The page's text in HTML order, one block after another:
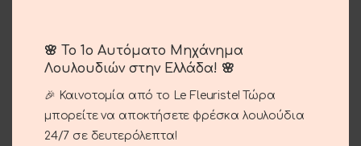
Κόκκινα Τριαντάφυλλα
3.00€
Μπαλόνια Καρδιές
🌸 Το 1ο Αυτόματο Μηχάνημα
Λουλουδιών στην Ελλάδα! 🌸
🎉 Καινοτομία από το Le Fleuriste! Τώρα
μπορείτε να αποκτήσετε φρέσκα λουλούδια
24/7 σε δευτερόλεπτα!